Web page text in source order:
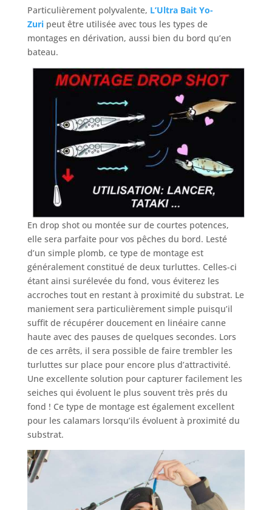
Particulièrement polyvalente, L’Ultra Bait Yo-
Zuri peut être utilisée avec tous les types de
montages en dérivation, aussi bien du bord qu’en
bateau.
En drop shot ou montée sur de courtes potences,
elle sera parfaite pour vos pêches du bord. Lesté
d’un simple plomb, ce type de montage est
généralement constitué de deux turluttes. Celles-ci
étant ainsi surélevée du fond, vous éviterez les
accroches tout en restant à proximité du substrat. Le
maniement sera particulièrement simple puisqu’il
suffit de récupérer doucement en linéaire canne
haute avec des pauses de quelques secondes. Lors
de ces arrêts, il sera possible de faire trembler les
turluttes sur place pour encore plus d’attractivité.
Une excellente solution pour capturer facilement les
seiches qui évoluent le plus souvent très prés du
fond ! Ce type de montage est également excellent
pour les calamars lorsqu’ils évoluent à proximité du
substrat.